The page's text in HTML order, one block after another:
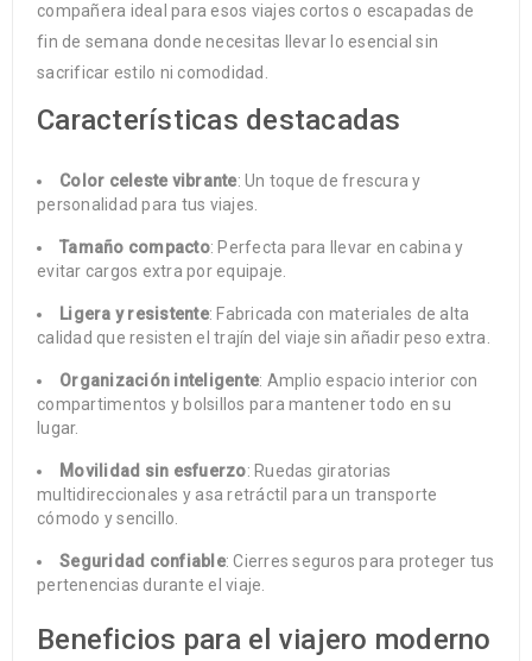
compañera ideal para esos viajes cortos o escapadas de
fin de semana donde necesitas llevar lo esencial sin
sacrificar estilo ni comodidad.
Características destacadas
Color celeste vibrante: Un toque de frescura y
personalidad para tus viajes.
Tamaño compacto: Perfecta para llevar en cabina y
evitar cargos extra por equipaje.
Ligera y resistente: Fabricada con materiales de alta
calidad que resisten el trajín del viaje sin añadir peso extra.
Organización inteligente: Amplio espacio interior con
compartimentos y bolsillos para mantener todo en su
lugar.
Movilidad sin esfuerzo: Ruedas giratorias
multidireccionales y asa retráctil para un transporte
cómodo y sencillo.
Seguridad confiable: Cierres seguros para proteger tus
pertenencias durante el viaje.
Beneficios para el viajero moderno